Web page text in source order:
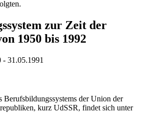
zur Zeit der
1950 bis 1992
- 31.05.1991
Berufsbildungssystems der Union der
kurz UdSSR, findet sich unter